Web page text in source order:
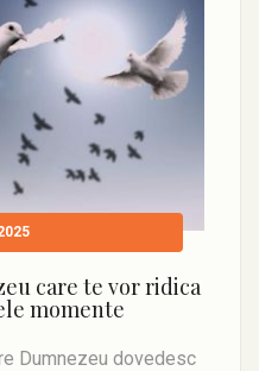
care te vor ridica
momente
Dumnezeu dovedesc